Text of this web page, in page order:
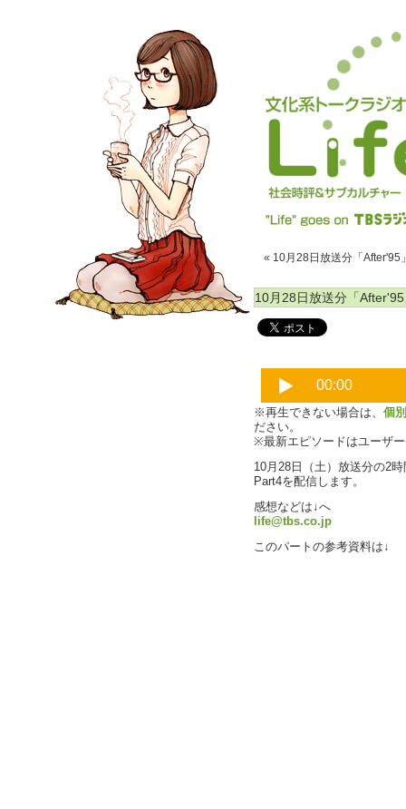
« 10月28日放送分「After'95
10月28日放送分「
※再生できない場合は、 個
ださい。
※最新エピソードはユーザ
10月28日（土）放送分の2
Part4を配信します。
感想などは↓へ
life@tbs.co.jp
このパートの参考資料は↓